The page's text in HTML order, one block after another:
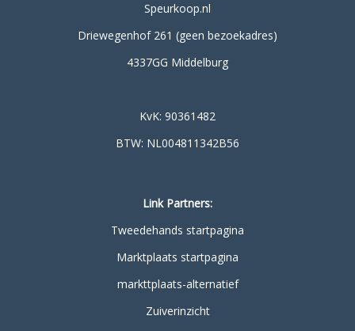
Speurkoop.nl
Driewegenhof 261 (geen bezoekadres)
4337GG Middelburg
KvK: 90361482
BTW: NL004811342B56
Link Partners:
Tweedehands startpagina
Marktplaats startpagina
markttplaats-alternatief
Zuiverinzicht